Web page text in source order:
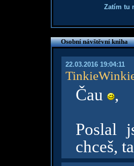
Zatím tu
Osobní návštěvní kniha
22.03.2016 19:04:11
Čau
,
Poslal
chceš,